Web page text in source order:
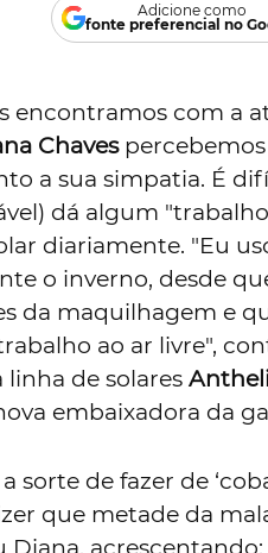
Adicione como
fonte preferencial no
encontramos com a
Chaves
a sua simpatia. É
dá algum
diariamente. "Eu
o inverno, desde
da maquilhagem e
ao ar livre",
linha de solares
embaixadora da
sorte de fazer de
que metade da